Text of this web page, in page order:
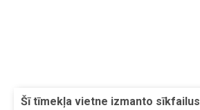
Šī tīmekļa vietne izmanto sīkfailus